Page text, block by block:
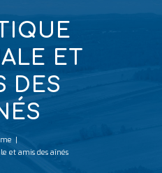
ET
DES
et amis des aînés